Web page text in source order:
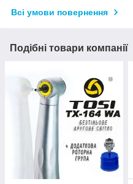
Всі умови повернення
Подібні товари компанії